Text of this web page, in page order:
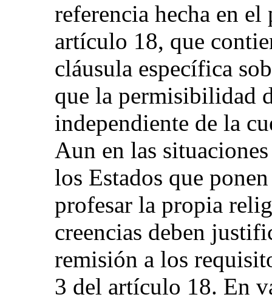
referencia hecha en
artículo 18, que
cláusula específica
que la permisibilidad
independiente de la
Aun en las
los Estados que
profesar la propia
creencias deben
remisión a los
3 del artículo 18. En